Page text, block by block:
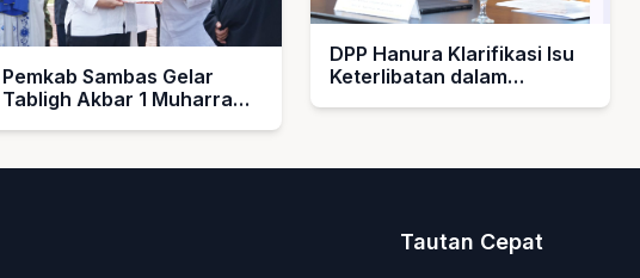
Pemkab Sambas Gelar
Tabligh Akbar 1 Muharram
dan Imam Masjid
DPP Hanura Klarifikasi Isu
Keterlibatan dalam
Tautan Cepat